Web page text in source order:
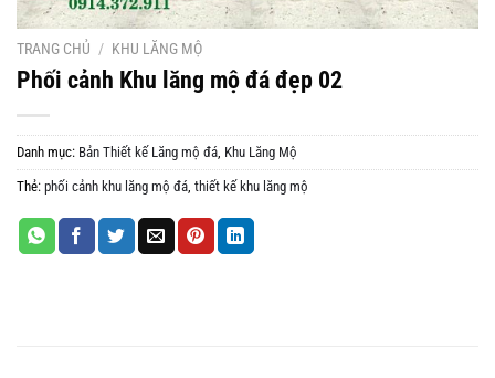
TRANG CHỦ / KHU LĂNG MỘ
Phối cảnh Khu lăng mộ đá đẹp 02
Danh mục: Bản Thiết kế Lăng mộ đá, Khu Lăng Mộ
Thẻ: phối cảnh khu lăng mộ đá, thiết kế khu lăng mộ